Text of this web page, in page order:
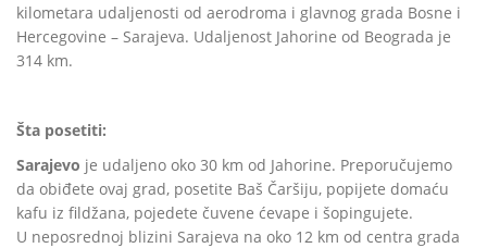
kilometara udaljenosti od aerodroma i glavnog grada Bosne i
Hercegovine – Sarajeva. Udaljenost Jahorine od Beograda je
314 km.
Šta posetiti:
Sarajevo je udaljeno oko 30 km od Jahorine. Preporučujemo
da obiđete ovaj grad, posetite Baš Čaršiju, popijete domaću
kafu iz fildžana, pojedete čuvene ćevape i šopingujete.
U neposrednoj blizini Sarajeva na oko 12 km od centra grada